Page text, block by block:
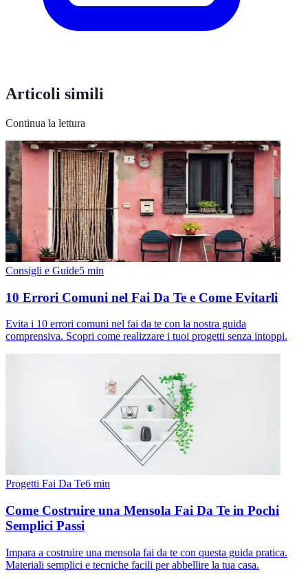
Articoli simili
Continua la lettura
Consigli e Guide5 min
10 Errori Comuni nel Fai Da Te e Come Evitarli
Evita i 10 errori comuni nel fai da te con la nostra guida
comprensiva. Scopri come realizzare i tuoi progetti senza intoppi.
Progetti Fai Da Te6 min
Come Costruire una Mensola Fai Da Te in Pochi
Semplici Passi
Impara a costruire una mensola fai da te con questa guida pratica.
Materiali semplici e tecniche facili per abbellire la tua casa.